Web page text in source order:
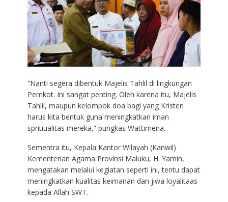
“Nanti segera dibentuk Majelis Tahlil di lingkungan
Pemkot. Ini sangat penting. Oleh karena itu, Majelis
Tahlil, maupun kelompok doa bagi yang Kristen
harus kita bentuk guna meningkatkan iman
spritiualitas mereka,” pungkas Wattimena.
Sementra itu, Kepala Kantor Wilayah (Kanwil)
Kementerian Agama Provinsi Maluku, H. Yamin,
mengatakan melalui kegiatan seperti ini, tentu dapat
meningkatkan kualitas keimanan dan jiwa loyalitaas
kepada Allah SWT.